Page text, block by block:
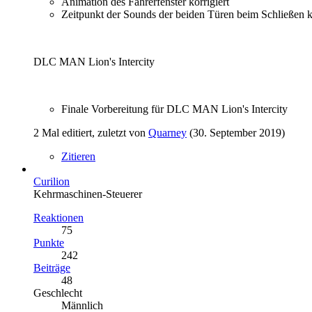
Zeitpunkt der Sounds der beiden Türen beim Schließen
DLC MAN Lion's Intercity
Finale Vorbereitung für DLC MAN Lion's Intercity
2 Mal editiert, zuletzt von Quarney (30. September 2019)
Zitieren
Curilion
Kehrmaschinen-Steuerer
Reaktionen
75
Punkte
242
Beiträge
48
Geschlecht
Männlich